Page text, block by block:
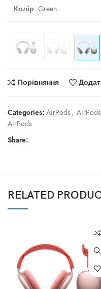
Колір: Green
Порівняння
Categories: AirPods ,
AirPods
Share:
RELATED